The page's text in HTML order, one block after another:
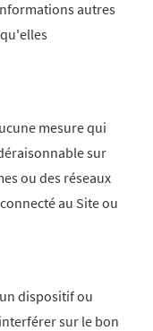
autres
mesure qui
sur
ou des réseaux
au Site ou
dispositif ou
sur le bon